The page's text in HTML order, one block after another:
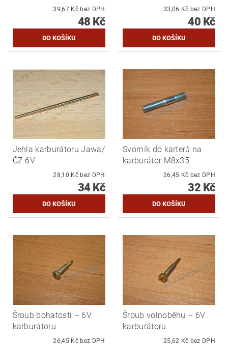
39,67 Kč bez DPH
48 Kč
33,06 Kč bez DPH
40 Kč
Jehla karburátoru Jawa/
ČZ 6V
28,10 Kč bez DPH
34 Kč
Svorník do karterů na
karburátor M8x35
26,45 Kč bez DPH
32 Kč
Šroub bohatosti – 6V
karburátoru
26,45 Kč bez DPH
Šroub volnoběhu – 6V
karburátoru
25,62 Kč bez DPH